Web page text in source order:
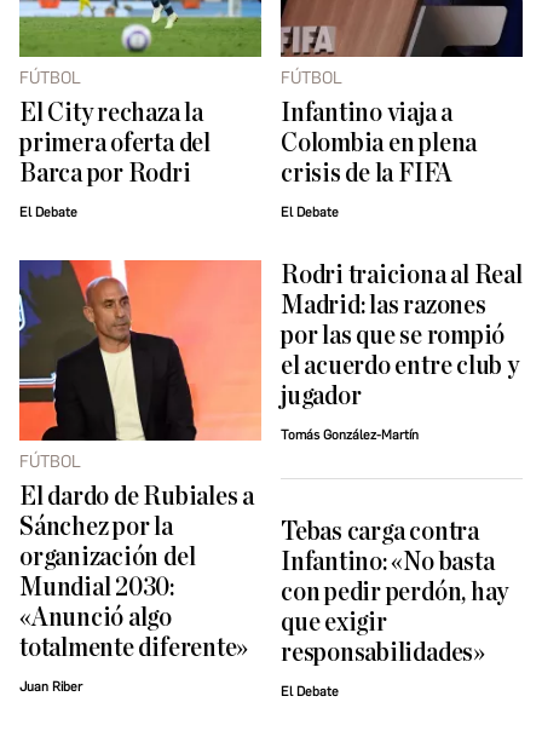
FÚTBOL
El City rechaza la
primera oferta del
Barca por Rodri
El Debate
FÚTBOL
Infantino viaja a
Colombia en plena
crisis de la FIFA
El Debate
FÚTBOL
El dardo de Rubiales a
Sánchez por la
organización del
Mundial 2030:
«Anunció algo
totalmente diferente»
Juan Riber
Rodri traiciona al Real
Madrid: las razones
por las que se rompió
el acuerdo entre club y
jugador
Tomás González-Martín
Tebas carga contra
Infantino: «No basta
con pedir perdón, hay
que exigir
responsabilidades»
El Debate